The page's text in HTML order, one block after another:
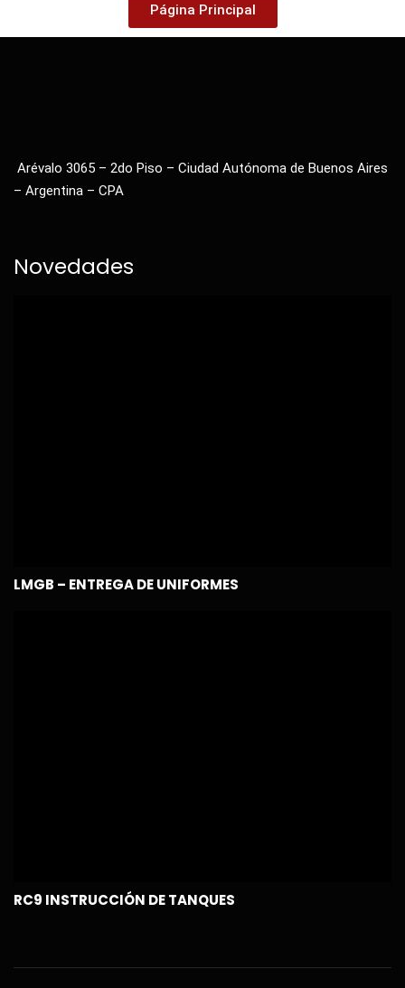
Página Principal
Arévalo 3065 – 2do Piso – Ciudad Autónoma de Buenos Aires
– Argentina – CPA
Novedades
LMGB – ENTREGA DE UNIFORMES
RC9 INSTRUCCIÓN DE TANQUES